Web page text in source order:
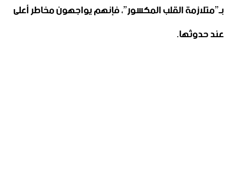
بـ”متلازمة القلب المكسور”، فإنهم يواجهون مخاطر أعلى
عند حدوثها.